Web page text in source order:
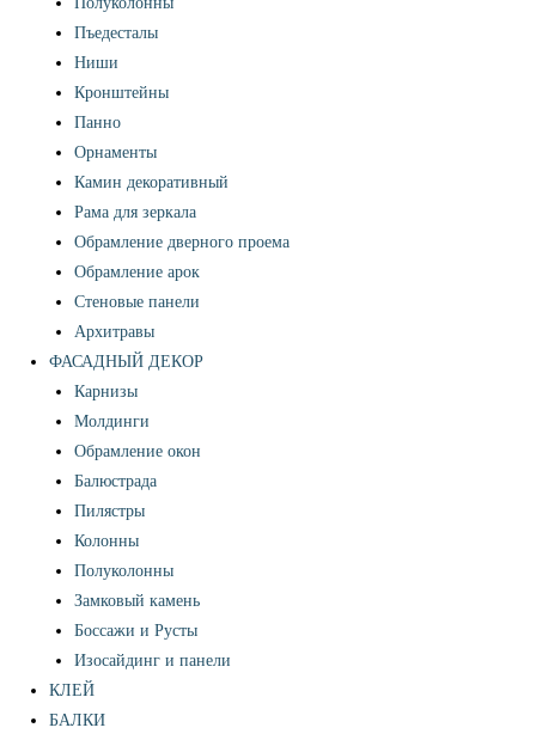
Пъедесталы
Ниши
Кронштейны
Панно
Орнаменты
Камин декоративный
Рама для зеркала
Обрамление дверного проема
Обрамление арок
Стеновые панели
Архитравы
ФАСАДНЫЙ ДЕКОР
Карнизы
Молдинги
Обрамление окон
Балюстрада
Пилястры
Колонны
Полуколонны
Замковый камень
Боссажи и Русты
Изосайдинг и панели
КЛЕЙ
БАЛКИ